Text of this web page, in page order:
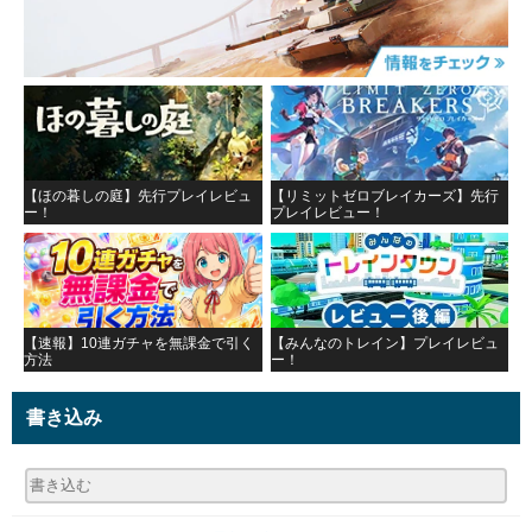
【ほの暮しの庭】先行プレイレビュ
ー！
【リミットゼロブレイカーズ】先行
プレイレビュー！
【速報】10連ガチャを無課金で引く
方法
【みんなのトレイン】プレイレビュ
ー！
書き込み